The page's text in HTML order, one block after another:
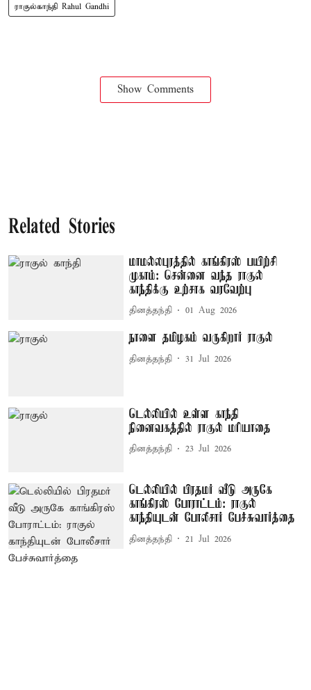
ராகுல்காந்தி Rahul Gandhi
Show Comments
Related Stories
மாமல்லபுரத்தில் காங்கிரஸ் பயிற்சி
முகாம்: சென்னை வந்த ராகுல்
காந்திக்கு உற்சாக வரவேற்பு
தினத்தந்தி 01 Aug 2026
நாளை தமிழகம் வருகிறார் ராகுல்
தினத்தந்தி 31 Jul 2026
டெல்லியில் உள்ள காந்தி
நினைவகத்தில் ராகுல் மரியாதை
தினத்தந்தி 23 Jul 2026
டெல்லியில் பிரதமர் வீடு அருகே
காங்கிரஸ் போராட்டம்: ராகுல்
காந்தியுடன் போலீசார் பேச்சுவார்த்தை
தினத்தந்தி 21 Jul 2026